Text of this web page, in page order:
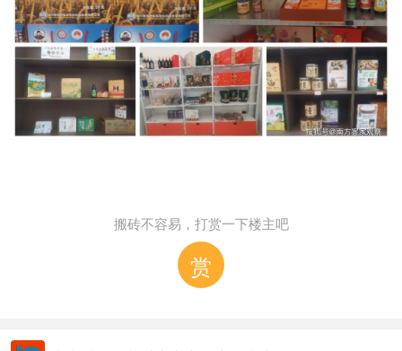
搬砖不容易，打赏一下楼主吧
赏